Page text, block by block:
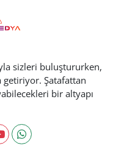
sizleri buluştururken,
Şatafattan
bir altyapı